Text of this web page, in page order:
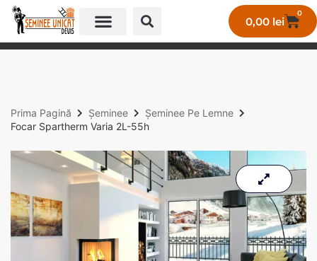
0,00 lei
0
Prima Pagină Șeminee
Șeminee Pe Lemne
Focar Spartherm Varia 2L-55h